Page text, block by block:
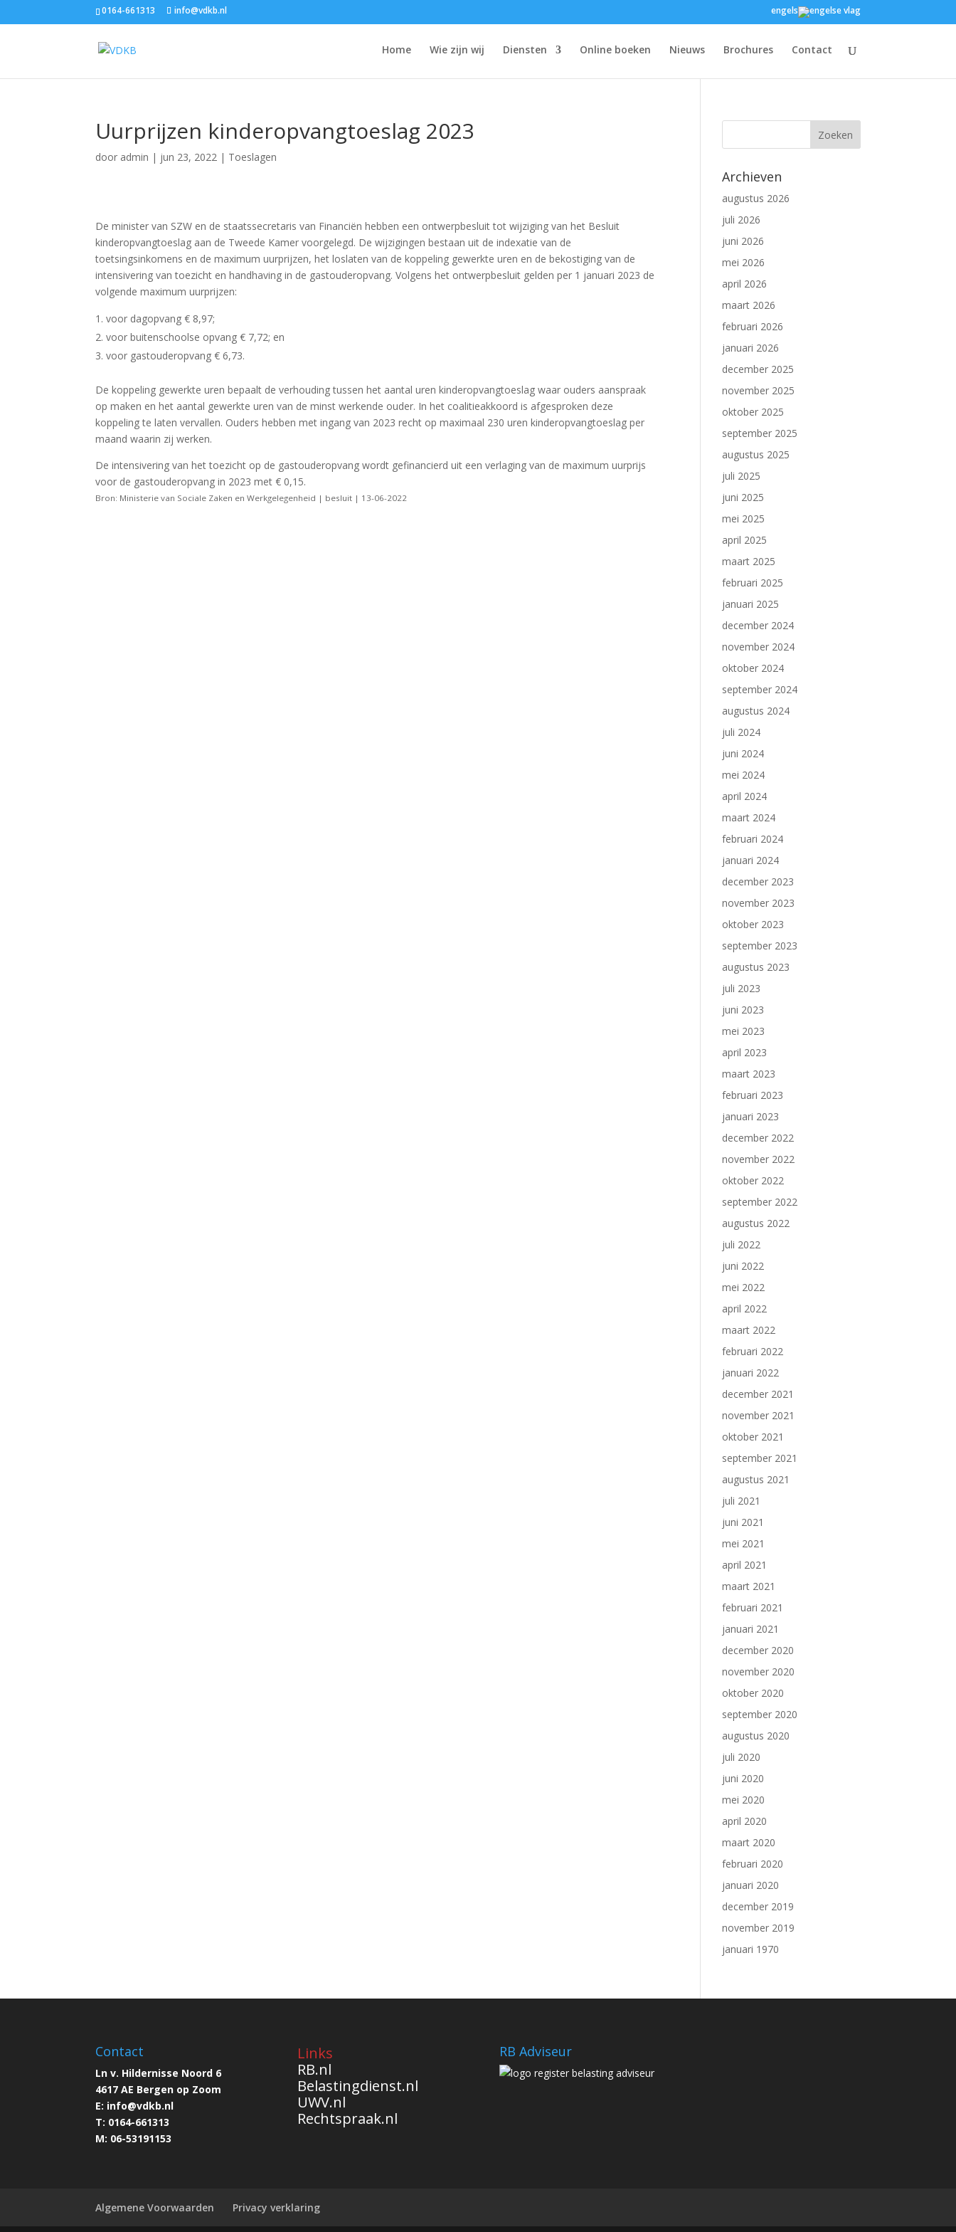
0164-661313 info@vdkb.nl engels
Home Wie zijn wij Diensten Online boeken Nieuws Brochures Contact
Uurprijzen kinderopvangtoeslag 2023
door admin | jun 23, 2022 | Toeslagen
De minister van SZW en de staatssecretaris van Financiën hebben een ontwerpbesluit tot wijziging van het Besluit
kinderopvangtoeslag aan de Tweede Kamer voorgelegd. De wijzigingen bestaan uit de indexatie van de
toetsingsinkomens en de maximum uurprijzen, het loslaten van de koppeling gewerkte uren en de bekostiging van de
intensivering van toezicht en handhaving in de gastouderopvang. Volgens het ontwerpbesluit gelden per 1 januari 2023 de
volgende maximum uurprijzen:
voor dagopvang € 8,97;
voor buitenschoolse opvang € 7,72; en
voor gastouderopvang € 6,73.
De koppeling gewerkte uren bepaalt de verhouding tussen het aantal uren kinderopvangtoeslag waar ouders aanspraak
op maken en het aantal gewerkte uren van de minst werkende ouder. In het coalitieakkoord is afgesproken deze
koppeling te laten vervallen. Ouders hebben met ingang van 2023 recht op maximaal 230 uren kinderopvangtoeslag per
maand waarin zij werken.
De intensivering van het toezicht op de gastouderopvang wordt gefinancierd uit een verlaging van de maximum uurprijs
voor de gastouderopvang in 2023 met € 0,15.
Bron: Ministerie van Sociale Zaken en Werkgelegenheid | besluit | 13-06-2022
Archieven
augustus 2026
juli 2026
juni 2026
mei 2026
april 2026
maart 2026
februari 2026
januari 2026
december 2025
november 2025
oktober 2025
september 2025
augustus 2025
juli 2025
juni 2025
mei 2025
april 2025
maart 2025
februari 2025
januari 2025
december 2024
november 2024
oktober 2024
september 2024
augustus 2024
juli 2024
juni 2024
mei 2024
april 2024
maart 2024
februari 2024
januari 2024
december 2023
november 2023
oktober 2023
september 2023
augustus 2023
juli 2023
juni 2023
mei 2023
april 2023
maart 2023
februari 2023
januari 2023
december 2022
november 2022
oktober 2022
september 2022
augustus 2022
juli 2022
juni 2022
mei 2022
april 2022
maart 2022
februari 2022
januari 2022
december 2021
november 2021
oktober 2021
september 2021
augustus 2021
juli 2021
juni 2021
mei 2021
april 2021
maart 2021
februari 2021
januari 2021
december 2020
november 2020
oktober 2020
september 2020
augustus 2020
juli 2020
juni 2020
mei 2020
april 2020
maart 2020
februari 2020
januari 2020
december 2019
november 2019
januari 1970
Contact
Ln v. Hildernisse Noord 6
4617 AE Bergen op Zoom
E: info@vdkb.nl
T: 0164-661313
M: 06-53191153
Links
RB.nl
Belastingdienst.nl
UWV.nl
Rechtspraak.nl
RB Adviseur
Algemene Voorwaarden Privacy verklaring